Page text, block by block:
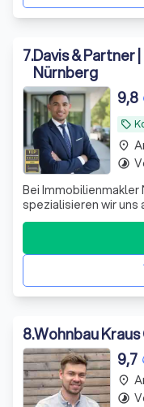
7.Davis & Partner
Nürnberg
local_offer
9,8
Bei Immobilienmakler
spezialisieren wir uns
Immobilienbewertung
Immobilienbedarf
Kontaktieren Sie uns
place
timelapse
8.Wohnbau
9,7
place
timelapse